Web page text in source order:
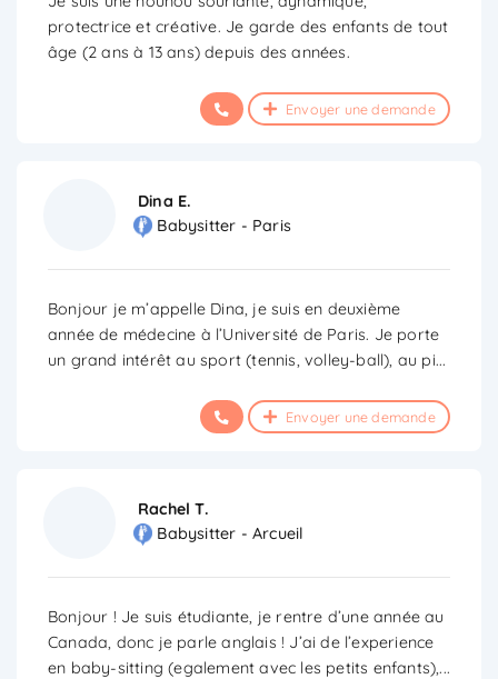
protectrice et créative. Je garde des enfants de tout
âge (2 ans à 13 ans) depuis des années.
Envoyer une demande
Dina E.
Babysitter - Paris
Bonjour je m’appelle Dina, je suis en deuxième
année de médecine à l’Université de Paris. Je porte
un grand intérêt au sport (tennis, volley-ball), au pi...
Envoyer une demande
Rachel T.
Babysitter - Arcueil
Bonjour ! Je suis étudiante, je rentre d’une année au
Canada, donc je parle anglais ! J’ai de l’experience
en baby-sitting (egalement avec les petits enfants),...